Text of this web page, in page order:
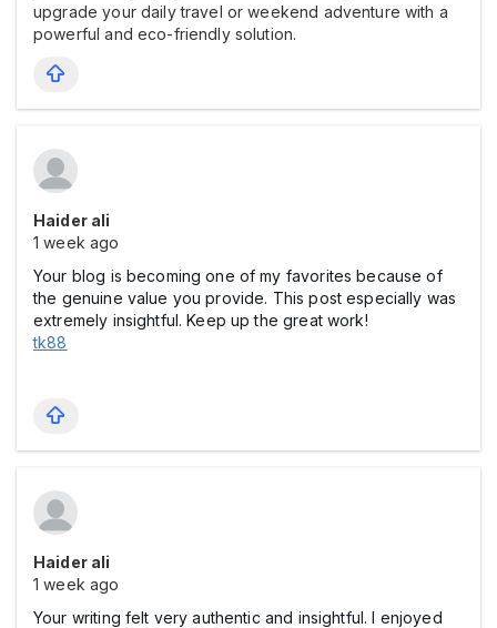
upgrade your daily travel or weekend adventure with a
powerful and eco-friendly solution.
Haider ali
1 week ago
Your blog is becoming one of my favorites because of
the genuine value you provide. This post especially was
extremely insightful. Keep up the great work!
tk88
Haider ali
1 week ago
Your writing felt very authentic and insightful. I enjoyed